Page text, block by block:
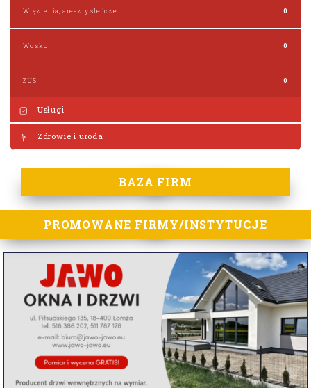
Więzienia, areszty śledcze 0
Wojsko 0
ZUS 0
Usługi
Zdrowie i uroda
BAZA FIRM
PROMOWANE FIRMY/INSTYTUCJE